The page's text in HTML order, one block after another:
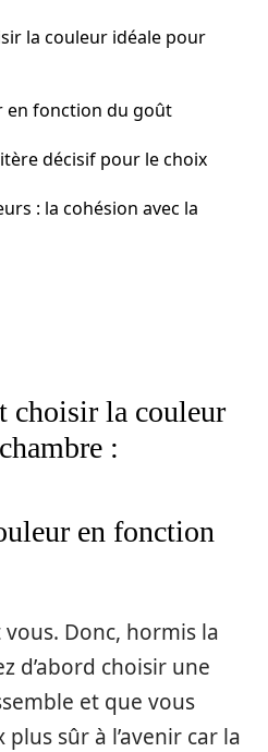
la couleur idéale pour
en fonction du goût
décisif pour le choix
: la cohésion avec la
choisir la couleur
:
en fonction
vous. Donc, hormis la
d’abord choisir une
et que vous
plus sûr à l’avenir car la